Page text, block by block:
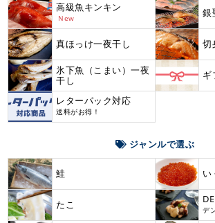
高級魚キンキン
New 銀
真ほっけ一夜干し 切
氷下魚（こまい）一夜
干し
ギ
レターパック対応
送料がお得！
ジャンルで選ぶ
鮭 い
たこ デ